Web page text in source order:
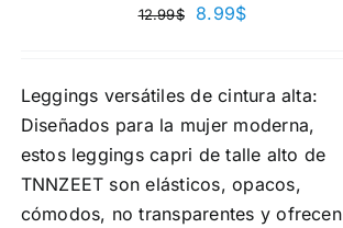
12.99$ 8.99$
Leggings versátiles de cintura alta:
Diseñados para la mujer moderna,
estos leggings capri de talle alto de
TNNZEET son elásticos, opacos,
cómodos, no transparentes y ofrecen